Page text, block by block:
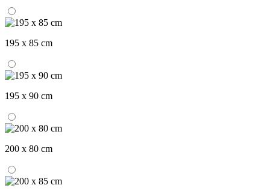
195 x 85 cm
195 x 90 cm
200 x 80 cm